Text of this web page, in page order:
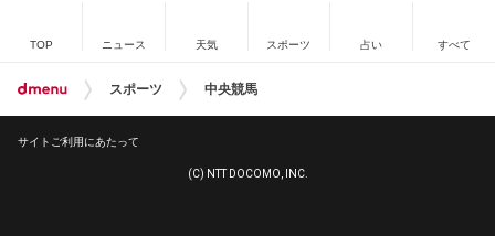
TOP ニュース 天気 スポーツ 占い すべて
スポーツ 中央競馬
サイトご利用にあたって
(C) NTT DOCOMO, INC.